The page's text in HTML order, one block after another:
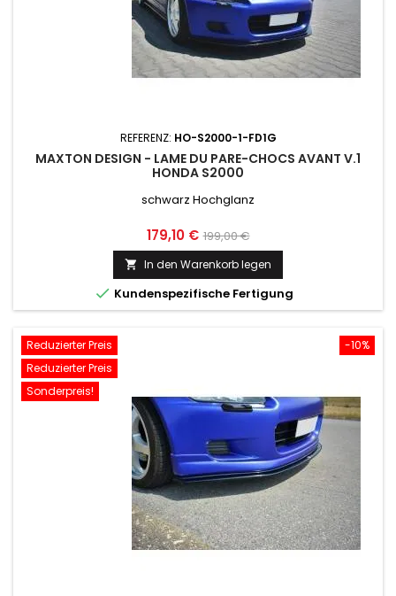
REFERENZ: HO-S2000-1-FD1G
MAXTON DESIGN - LAME DU PARE-CHOCS AVANT V.1
HONDA S2000
schwarz Hochglanz
Preis
179,10 € Normaler
Preis
199,00 €
 In den Warenkorb legen
 Kundenspezifische Fertigung
-10%
Reduzierter Preis
Reduzierter Preis
Sonderpreis!